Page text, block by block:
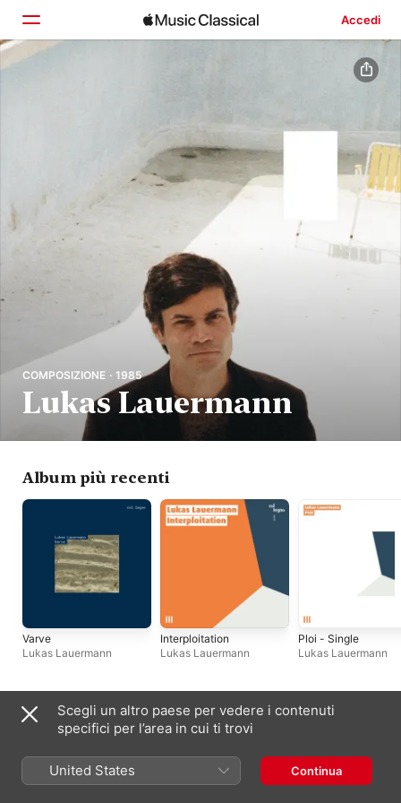
Accedi
COMPOSIZIONE · 1985
Lukas Lauermann
Album più recenti
Varve
Lukas Lauermann
Interploitation
Lukas Lauermann
Ploi - Single
Lukas Lauermann
Singoli e EP
Scegli un altro paese per vedere i contenuti
specifici per l’area in cui ti trovi
United States Continua